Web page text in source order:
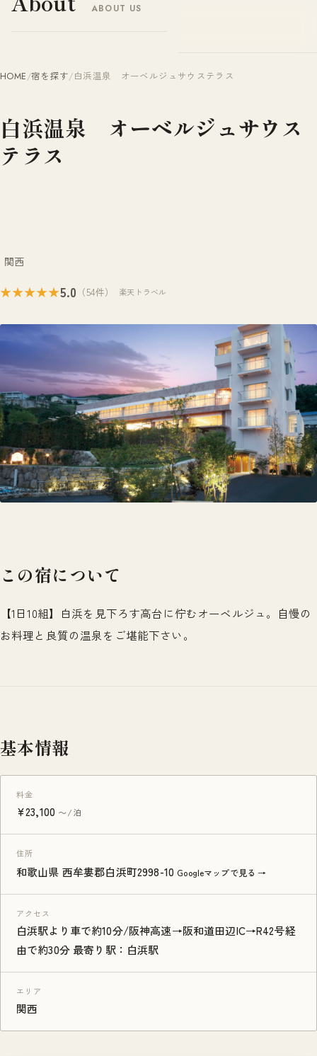
ABOUT US
HOME/宿を探す/白浜温泉 オーベルジュサウステラス
白浜温泉 オーベルジュサウス
テラス
関西
★★★★★5.0 （54件） 楽天トラベル
この宿について
【1日10組】白浜を見下ろす高台に佇むオーベルジュ。自慢の
お料理と良質の温泉をご堪能下さい。
基本情報
料金
¥23,100 〜/泊
住所
和歌山県 西牟婁郡白浜町2998-10 Googleマップで見る →
アクセス
白浜駅より車で約10分/阪神高速→阪和道田辺IC→R42号経
由で約30分 最寄り駅：白浜駅
エリア
関西